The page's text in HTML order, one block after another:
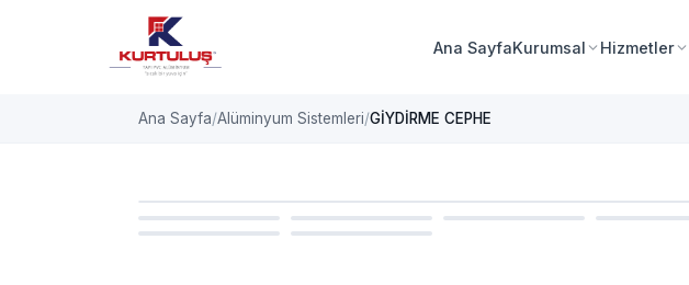
Ana SayfaKurumsal Hizmetler
Ana Sayfa Alüminyum Sistemleri GİYDİRME CEPHE
ALÜMINYUM SISTEMLERI